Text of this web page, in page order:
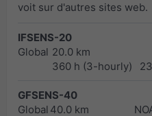
voit sur d'autres sites web.
IFSENS-20
Global 20.0 km
360 h (3-hourly)
GFSENS-40
Global 40.0 km